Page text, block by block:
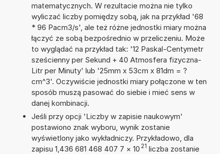
matematycznych. W rezultacie można nie tylko
wyliczać liczby pomiędzy sobą, jak na przykład '68
* 96 Pacm3/s', ale też różne jednostki miary można
łączyć ze sobą bezpośrednio w przeliczeniu. Może
to wyglądać na przykład tak: '12 Paskal-Centymetr
sześcienny per Sekund + 40 Atmosfera fizyczna-
Litr per Minuty' lub '25mm x 53cm x 81dm = ?
cm^3'. Oczywiście jednostki miary połączone w ten
sposób muszą pasować do siebie i mieć sens w
danej kombinacji.
Jeśli przy opcji 'Liczby w zapisie naukowym'
postawiono znak wyboru, wynik zostanie
wyświetlony jako wykładniczy. Przykładowo, dla
zapisu 1,436 681 468 407 7 × 10 21 liczba zostanie